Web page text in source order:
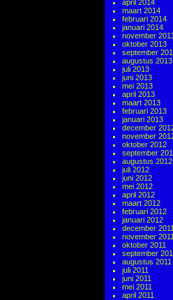
april 2014
maart 2014
februari 2014
januari 2014
november
oktober 2013
september
augustus 2013
juli 2013
juni 2013
mei 2013
april 2013
maart 2013
februari 2013
januari 2013
december
november
oktober 2012
september
augustus 2012
juli 2012
juni 2012
mei 2012
april 2012
maart 2012
februari 2012
januari 2012
december 2011
november 2011
oktober 2011
september
augustus 2011
juli 2011
juni 2011
mei 2011
april 2011